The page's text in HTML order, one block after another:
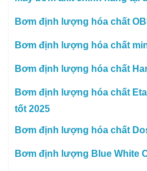
Bơm định lượng hóa chất
Bơm định lượng hóa chất
Bơm định lượng hóa chất
Bơm định lượng hóa chất
tốt 2025
Bơm định lượng hóa chất
Bơm định lượng Blue White